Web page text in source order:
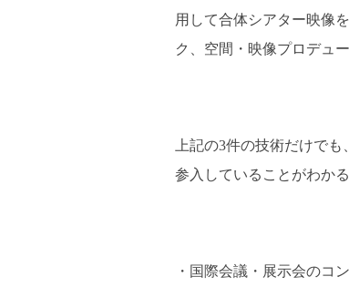
用して合体シアター映像
ク、空間・映像プロデュ
上記の3件の技術だけでも、
参入していることがわかる
・国際会議・展示会のコ